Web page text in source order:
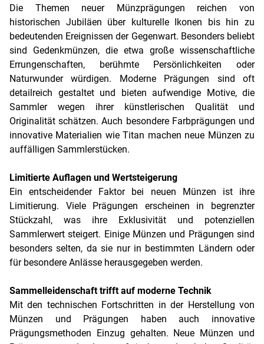
Die Themen neuer Münzprägungen reichen von
historischen Jubiläen über kulturelle Ikonen bis hin zu
bedeutenden Ereignissen der Gegenwart. Besonders beliebt
sind Gedenkmünzen, die etwa große wissenschaftliche
Errungenschaften, berühmte Persönlichkeiten oder
Naturwunder würdigen. Moderne Prägungen sind oft
detailreich gestaltet und bieten aufwendige Motive, die
Sammler wegen ihrer künstlerischen Qualität und
Originalität schätzen. Auch besondere Farbprägungen und
innovative Materialien wie Titan machen neue Münzen zu
auffälligen Sammlerstücken.
Limitierte Auflagen und Wertsteigerung
Ein entscheidender Faktor bei neuen Münzen ist ihre
Limitierung. Viele Prägungen erscheinen in begrenzter
Stückzahl, was ihre Exklusivität und potenziellen
Sammlerwert steigert. Einige Münzen und Prägungen sind
besonders selten, da sie nur in bestimmten Ländern oder
für besondere Anlässe herausgegeben werden.
Sammelleidenschaft trifft auf moderne Technik
Mit den technischen Fortschritten in der Herstellung von
Münzen und Prägungen haben auch innovative
Prägungsmethoden Einzug gehalten. Neue Münzen und